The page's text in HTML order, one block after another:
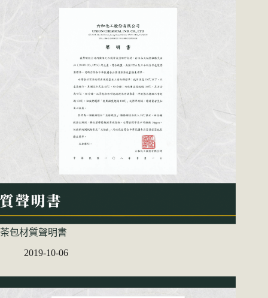
茶包材質聲明書
2019-10-06